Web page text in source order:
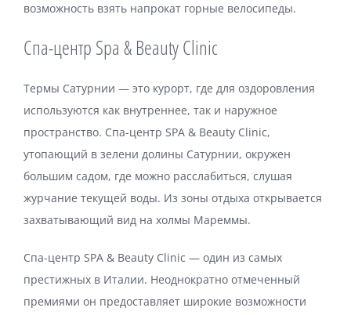
возможность взять напрокат горные велосипеды.
Спа-центр Spa & Beauty Clinic
Термы Сатурнии — это курорт, где для оздоровления
используются как внутреннее, так и наружное
пространство. Спа-центр SPA & Beauty Clinic,
утопающий в зелени долины Сатурнии, окружен
большим садом, где можно расслабиться, слушая
журчание текущей воды. Из зоны отдыха открывается
захватывающий вид на холмы Мареммы.
Спа-центр SPA & Beauty Clinic — один из самых
престижных в Италии. Неоднократно отмеченный
премиями он предоставляет широкие возможности